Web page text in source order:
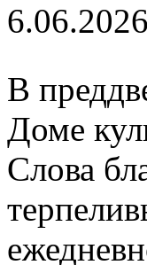
6.06.2026
В
Доме
Слова